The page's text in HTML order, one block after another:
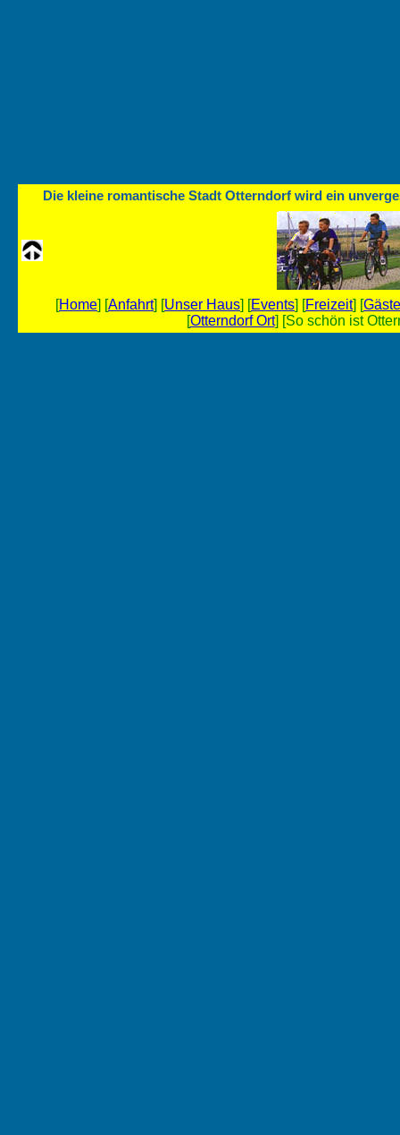
Die kleine romantische Stadt Otterndorf wird ein
[Home] [Anfahrt] [Unser Haus] [Events] [Freizeit] [
[Otterndorf Ort] [So schön ist